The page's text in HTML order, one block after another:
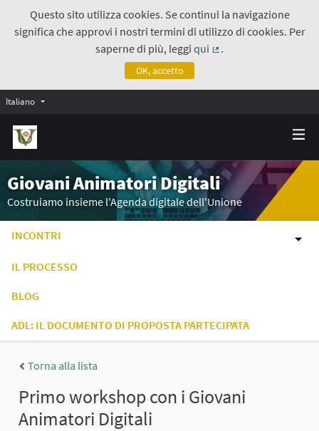
Questo sito utilizza cookies. Se continui la navigazione
significa che approvi i nostri termini di utilizzo di cookies. Per
saperne di più, leggiqui
.
OK, accetto
Italiano
Giovani Animatori Digitali
Costruiamo insieme l'Agenda digitale dell'Unione
INCONTRI
IL PROCESSO
BLOG
ADL: IL DOCUMENTO DI PROPOSTA PARTECIPATA
Torna alla lista
Primo workshop con i Giovani
Animatori Digitali